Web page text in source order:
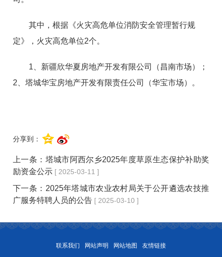
其中，根据《火灾高危单位消防安全管理暂行规
定》，火灾高危单位2个。
1、新疆欣华夏房地产开发有限公司（昌南市场）；
2、塔城华宝房地产开发有限责任公司（华宝市场）。
分享到：
上一条： 塔城市阿西尔乡2025年度草原生态保护补助奖
励资金公示 [ 2025-03-11 ]
下一条： 2025年塔城市农业农村局关于公开遴选农技推
广服务特聘人员的公告 [ 2025-03-10 ]
联系我们 网站声明 网站地图 友情链接